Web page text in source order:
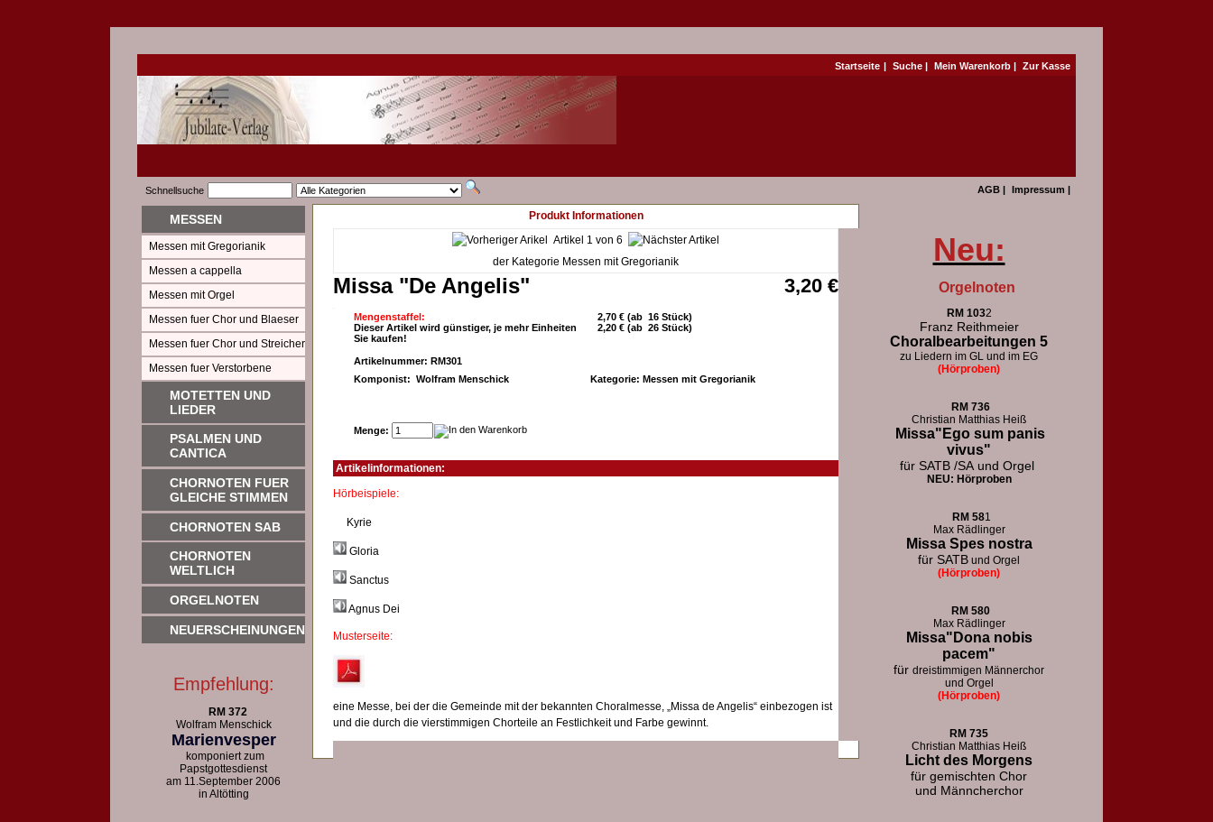
Startseite | Suche | Mein Warenkorb | Zur Kasse
Schnellsuche AGB | Impressum |
MESSEN
Messen mit Gregorianik
Messen a cappella
Messen mit Orgel
Messen fuer Chor und Blaeser
Messen fuer Chor und Streicher
Messen fuer Verstorbene
MOTETTEN UND
LIEDER
PSALMEN UND
CANTICA
CHORNOTEN FUER
GLEICHE STIMMEN
CHORNOTEN SAB
CHORNOTEN
WELTLICH
ORGELNOTEN
NEUERSCHEINUNGEN
Empfehlung:
RM 372
Wolfram Menschick
Marienvesper
komponiert zum
Papstgottesdienst
am 11.September 2006
in Altötting
Produkt Informationen
Artikel 1 von 6
der Kategorie Messen mit Gregorianik
Missa "De Angelis" 3,20 €
Mengenstaffel:
Dieser Artikel wird günstiger, je mehr Einheiten
Sie kaufen!
2,70 € (ab 16 Stück)
2,20 € (ab 26 Stück)
Artikelnummer: RM301
Komponist: Wolfram Menschick
Kategorie: Messen mit Gregorianik
Menge:
Artikelinformationen:
Hörbeispiele:
Kyrie
Gloria
Sanctus
Agnus Dei
Musterseite:
eine Messe, bei der die Gemeinde mit der bekannten Choralmesse, „Missa de Angelis“ einbezogen ist
und die durch die vierstimmigen Chorteile an Festlichkeit und Farbe gewinnt.
Neu:
Orgelnoten
RM 1032
Franz Reithmeier
Choralbearbeitungen 5
zu Liedern im GL und im EG
(Hörproben)
RM 736
Christian Matthias Heiß
Missa"Ego sum panis
vivus"
für SATB /SA und Orgel
NEU: Hörproben
RM 581
Max Rädlinger
Missa Spes nostra
für SATB und Orgel
(Hörproben)
RM 580
Max Rädlinger
Missa"Dona nobis
pacem"
für dreistimmigen Männerchor
und Orgel
(Hörproben)
RM 735
Christian Matthias Heiß
Licht des Morgens
für gemischten Chor
und Männcherchor